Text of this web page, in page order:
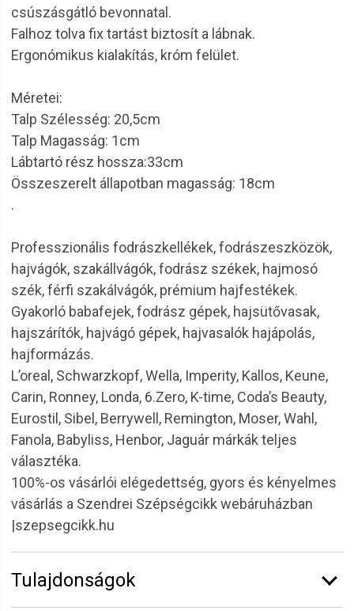
csúszásgátló bevonnatal.
Falhoz tolva fix tartást biztosít a lábnak.
Ergonómikus kialakítás, króm felület.
Méretei:
Talp Szélesség: 20,5cm
Talp Magasság: 1cm
Lábtartó rész hossza:33cm
Összeszerelt állapotban magasság: 18cm
.
Professzionális fodrászkellékek, fodrászeszközök,
hajvágók, szakállvágók, fodrász székek, hajmosó
szék, férfi szakálvágók, prémium hajfestékek.
Gyakorló babafejek, fodrász gépek, hajsütővasak,
hajszárítók, hajvágó gépek, hajvasalók hajápolás,
hajformázás.
L’oreal, Schwarzkopf, Wella, Imperity, Kallos, Keune,
Carin, Ronney, Londa, 6.Zero, K-time, Coda’s Beauty,
Eurostil, Sibel, Berrywell, Remington, Moser, Wahl,
Fanola, Babyliss, Henbor, Jaguár márkák teljes
választéka.
100%-os vásárlói elégedettség, gyors és kényelmes
vásárlás a Szendrei Szépségcikk webáruházban
|szepsegcikk.hu
Tulajdonságok